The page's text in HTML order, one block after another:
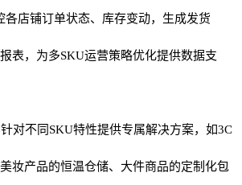
各店铺订单状态、库存变动，生成发货
表，为多SKU运营策略优化提供数据支
对不同SKU特性提供专属解决方案，如3C
妆产品的恒温仓储、大件商品的定制化包